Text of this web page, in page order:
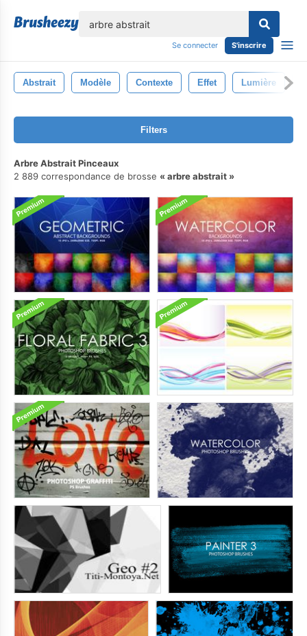
Se connecter S'inscrire
Abstrait Modèle Contexte Effet Lumière
Filters
Arbre Abstrait Pinceaux
2 889 correspondance de brosse
arbre abstrait